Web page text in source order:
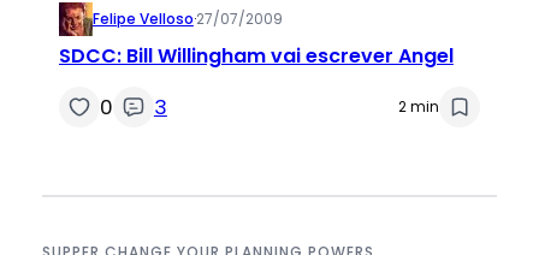
Felipe Velloso·27/07/2009
SDCC: Bill Willingham vai escrever Angel
0 3 2 min